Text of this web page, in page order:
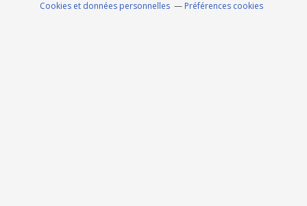
Cookies et données personnelles Préférences cookies